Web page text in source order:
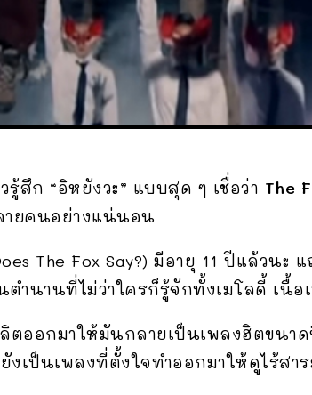
สึก “อิหยังวะ” แบบสุด ๆ เชื่อว่า The
ายคนอย่างแน่นอน
The Fox Say?) มีอายุ 11 ปีแล้วน
ำนานที่ไม่ว่าใครก็รู้จักทั้งเมโลดี้ เนื้อ
ตออกมาให้มันกลายเป็นเพลงฮิตขนา
งเป็นเพลงที่ตั้งใจทำออกมาให้ดูไร้สาร